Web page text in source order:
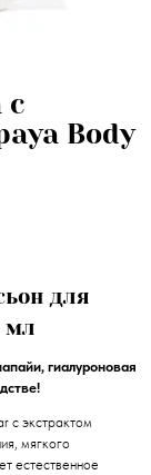
с
Body
для
мл
гиалуроновая
с экстрактом
мягкого
естественное